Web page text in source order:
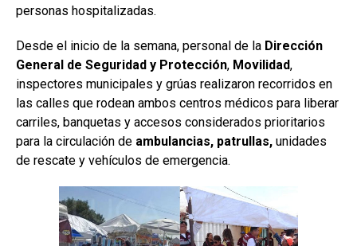
personas hospitalizadas.
Desde el inicio de la semana, personal de la Dirección
General de Seguridad y Protección, Movilidad,
inspectores municipales y grúas realizaron recorridos en
las calles que rodean ambos centros médicos para liberar
carriles, banquetas y accesos considerados prioritarios
para la circulación de ambulancias, patrullas, unidades
de rescate y vehículos de emergencia.